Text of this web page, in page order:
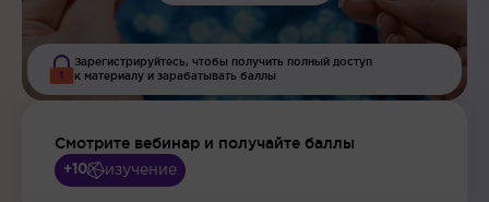
Зарегистрируйтесь, чтобы получить полный доступ
к материалу и зарабатывать баллы
Смотрите вебинар и получайте баллы
+10 изучение